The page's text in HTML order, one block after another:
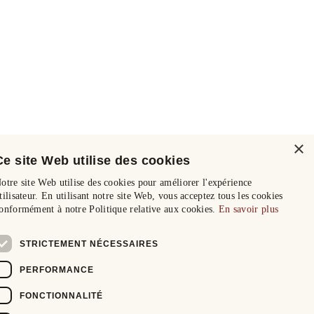
×
site Web utilise des cookies
site Web utilise des cookies pour améliorer l'expérience
En utilisant notre site Web, vous acceptez tous les cookies
à notre Politique relative aux cookies. En savoir plus
STRICTEMENT NÉCESSAIRES
PERFORMANCE
FONCTIONNALITÉ